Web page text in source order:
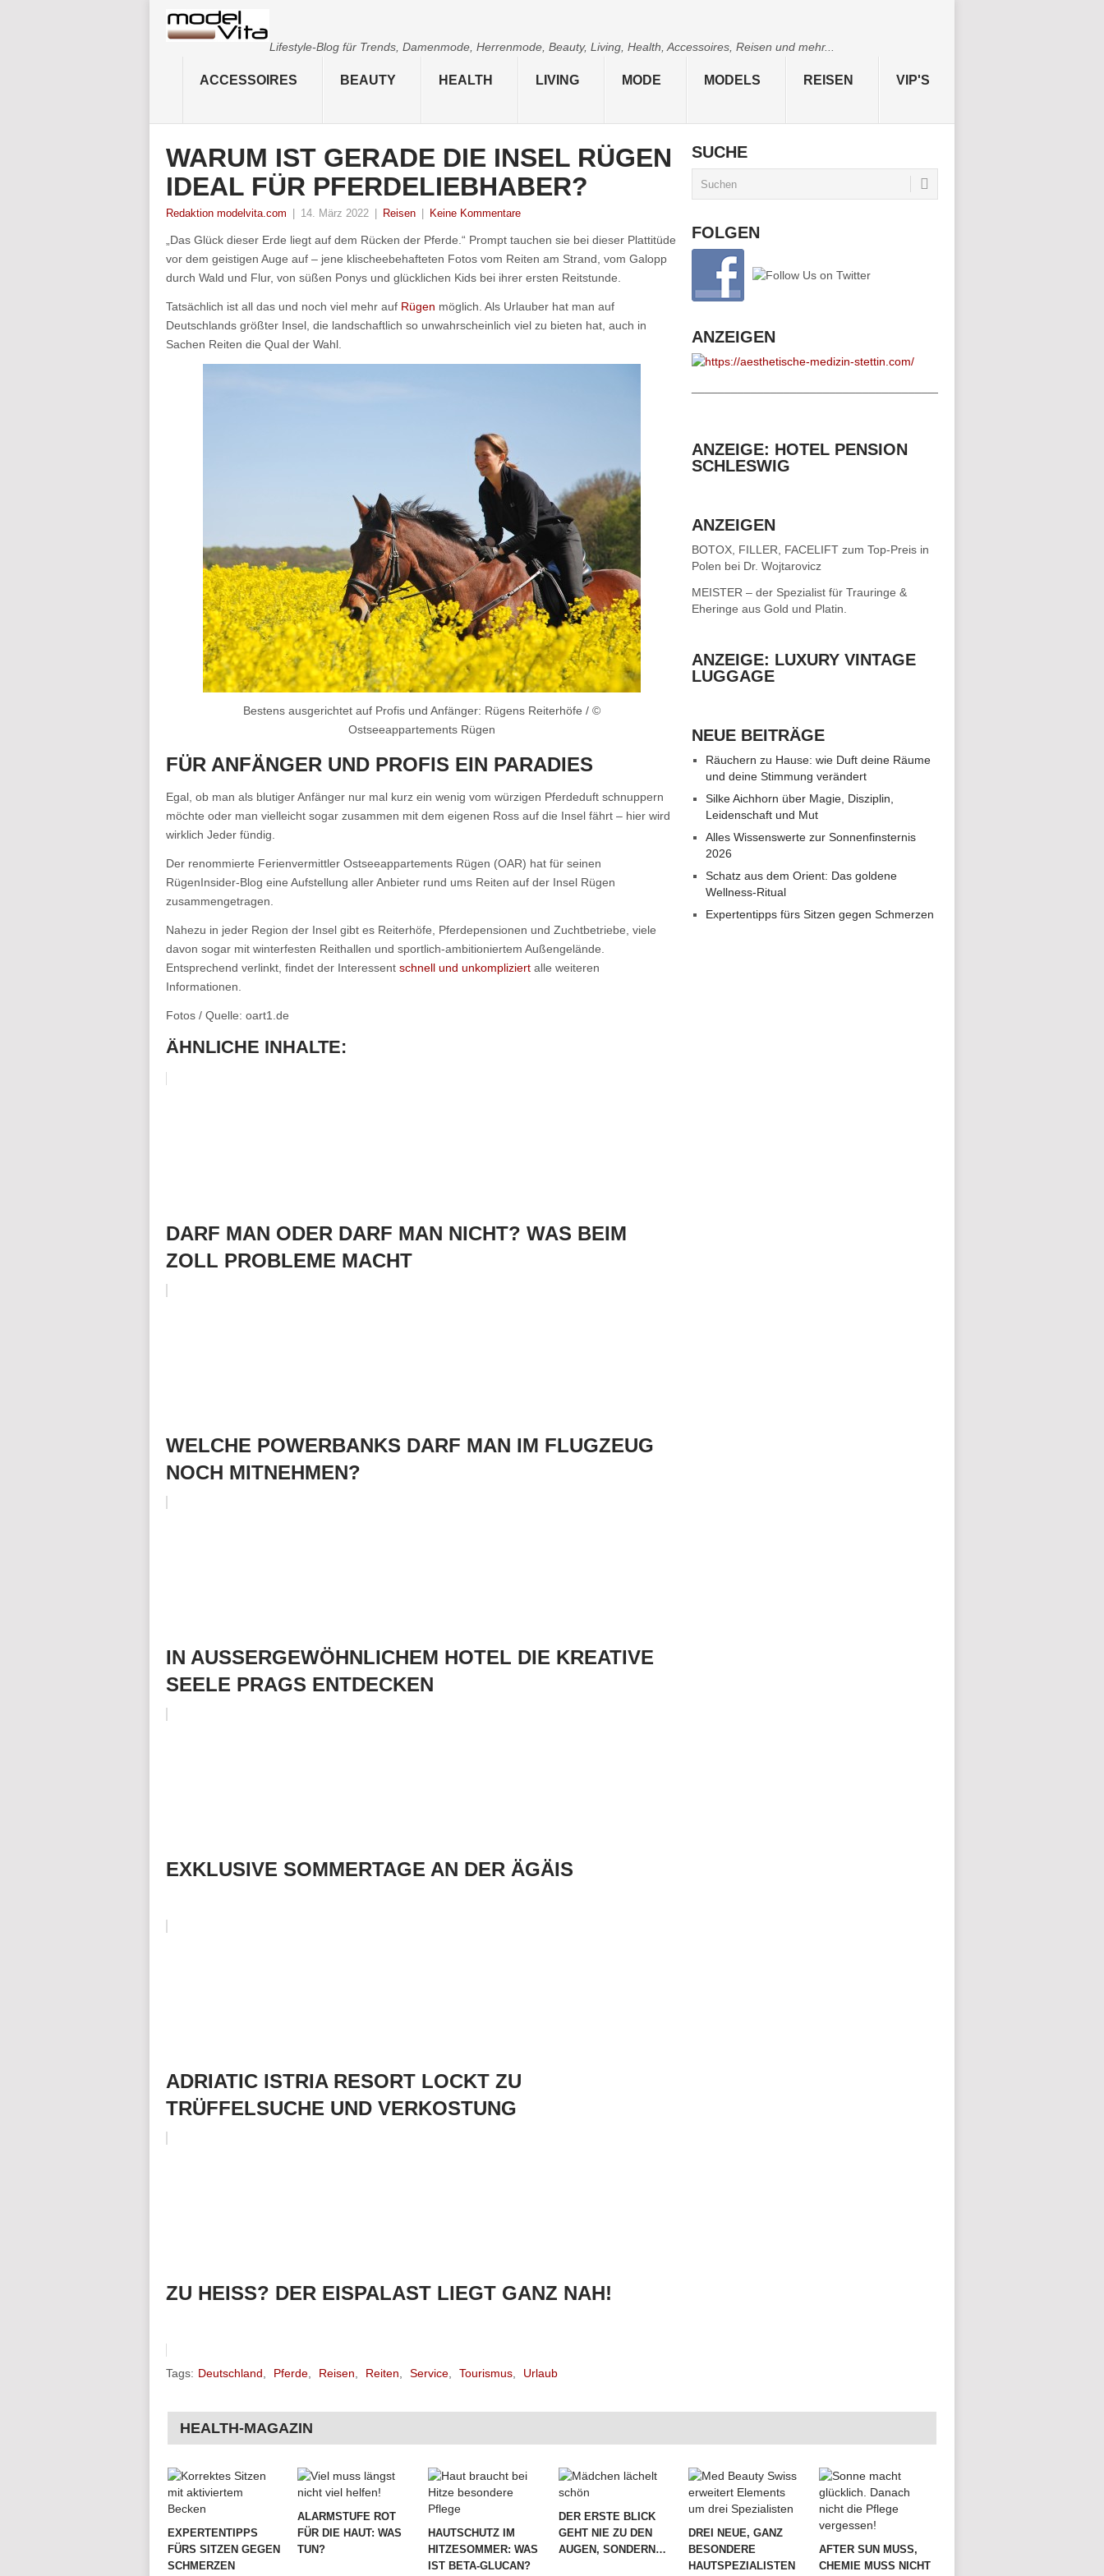
Lifestyle-Blog für Trends, Damenmode, Herrenmode, Beauty, Living, Health, Accessoires, Reisen und mehr...
ACCESSOIRES BEAUTY HEALTH LIVING MODE MODELS REISEN VIP'S
WARUM IST GERADE DIE INSEL RÜGEN
IDEAL FÜR PFERDELIEBHABER?
Redaktion modelvita.com 14. März 2022 Reisen Keine Kommentare
„Das Glück dieser Erde liegt auf dem Rücken der Pferde.“ Prompt tauchen sie bei dieser Plattitüde
vor dem geistigen Auge auf – jene klischeebehafteten Fotos vom Reiten am Strand, vom Galopp
durch Wald und Flur, von süßen Ponys und glücklichen Kids bei ihrer ersten Reitstunde.
Tatsächlich ist all das und noch viel mehr auf Rügen möglich. Als Urlauber hat man auf
Deutschlands größter Insel, die landschaftlich so unwahrscheinlich viel zu bieten hat, auch in
Sachen Reiten die Qual der Wahl.
Bestens ausgerichtet auf Profis und Anfänger: Rügens Reiterhöfe / ©
Ostseeappartements Rügen
FÜR ANFÄNGER UND PROFIS EIN PARADIES
Egal, ob man als blutiger Anfänger nur mal kurz ein wenig vom würzigen Pferdeduft schnuppern
möchte oder man vielleicht sogar zusammen mit dem eigenen Ross auf die Insel fährt – hier wird
wirklich Jeder fündig.
Der renommierte Ferienvermittler Ostseeappartements Rügen (OAR) hat für seinen
RügenInsider-Blog eine Aufstellung aller Anbieter rund ums Reiten auf der Insel Rügen
zusammengetragen.
Nahezu in jeder Region der Insel gibt es Reiterhöfe, Pferdepensionen und Zuchtbetriebe, viele
davon sogar mit winterfesten Reithallen und sportlich-ambitioniertem Außengelände.
Entsprechend verlinkt, findet der Interessent schnell und unkompliziert alle weiteren
Informationen.
Fotos / Quelle: oart1.de
ÄHNLICHE INHALTE:
DARF MAN ODER DARF MAN NICHT? WAS BEIM
ZOLL PROBLEME MACHT
WELCHE POWERBANKS DARF MAN IM FLUGZEUG
NOCH MITNEHMEN?
IN AUSSERGEWÖHNLICHEM HOTEL DIE KREATIVE
SEELE PRAGS ENTDECKEN
EXKLUSIVE SOMMERTAGE AN DER ÄGÄIS
ADRIATIC ISTRIA RESORT LOCKT ZU
TRÜFFELSUCHE UND VERKOSTUNG
ZU HEISS? DER EISPALAST LIEGT GANZ NAH!
Tags: Deutschland, Pferde, Reisen, Reiten, Service, Tourismus, Urlaub
SUCHE
FOLGEN
ANZEIGEN
ANZEIGE: HOTEL PENSION
SCHLESWIG
ANZEIGEN
BOTOX, FILLER, FACELIFT zum Top-Preis in
Polen bei Dr. Wojtarovicz
MEISTER – der Spezialist für Trauringe &
Eheringe aus Gold und Platin.
ANZEIGE: LUXURY VINTAGE
LUGGAGE
NEUE BEITRÄGE
Räuchern zu Hause: wie Duft deine Räume
und deine Stimmung verändert
Silke Aichhorn über Magie, Disziplin,
Leidenschaft und Mut
Alles Wissenswerte zur Sonnenfinsternis
2026
Schatz aus dem Orient: Das goldene
Wellness-Ritual
Expertentipps fürs Sitzen gegen Schmerzen
HEALTH-MAGAZIN
EXPERTENTIPPS
FÜRS SITZEN GEGEN
SCHMERZEN
ALARMSTUFE ROT
FÜR DIE HAUT: WAS
TUN?
HAUTSCHUTZ IM
HITZESOMMER: WAS
IST BETA-GLUCAN?
DER ERSTE BLICK
GEHT NIE ZU DEN
AUGEN, SONDERN…
DREI NEUE, GANZ
BESONDERE
HAUTSPEZIALISTEN
AFTER SUN MUSS,
CHEMIE MUSS NICHT